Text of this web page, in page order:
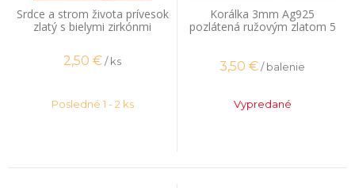
Srdce a strom života prívesok
zlatý s bielymi zirkónmi
2,50 €/ ks
Posledné 1 - 2 ks
Korálka 3mm Ag925
pozlátená ružovým zlatom 5
3,50 €/ balenie
Vypredané